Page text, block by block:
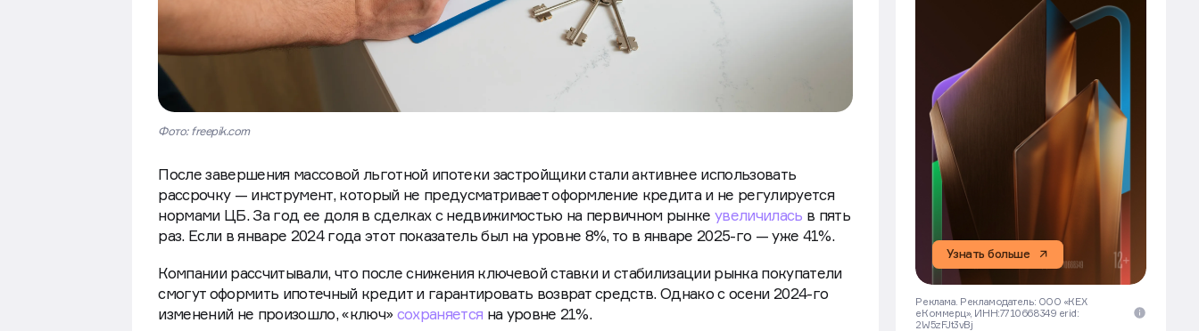
Фото: freepik.com
После завершения массовой льготной ипотеки застройщики стали активнее использовать
рассрочку — инструмент, который не предусматривает оформление кредита и не регулируется
нормами ЦБ. За год ее доля в сделках с недвижимостью на первичном рынкеувеличилась в пять
раз. Если в январе 2024 года этот показатель был на уровне 8%, то в январе 2025-го — уже 41%.
Компании рассчитывали, что после снижения ключевой ставки и стабилизации рынка покупатели
смогут оформить ипотечный кредит и гарантировать возврат средств. Однако с осени 2024-го
изменений не произошло, «ключ» сохраняется на уровне 21%.
Узнать больше
Реклама. Рекламодатель: ООО «КЕХ
еКоммерц», ИНН:7710668349 erid:
2W5zFJt3vBj